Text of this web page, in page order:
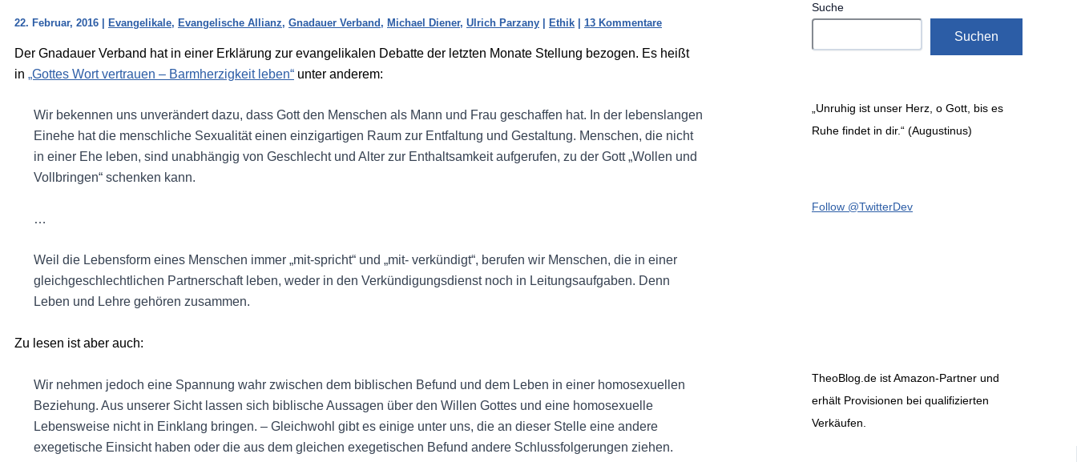
22. Februar, 2016 | Evangelikale, Evangelische Allianz, Gnadauer Verband, Michael Diener, Ulrich Parzany | Ethik | 13 Kommentare
Der Gnadauer Verband hat in einer Erklärung zur evangelikalen Debatte der letzten Monate Stellung bezogen. Es heißt
in „Gottes Wort vertrauen – Barmherzigkeit leben“ unter anderem:
Wir bekennen uns unverändert dazu, dass Gott den Menschen als Mann und Frau geschaffen hat. In der lebenslangen
Einehe hat die menschliche Sexualität einen einzigartigen Raum zur Entfaltung und Gestaltung. Menschen, die nicht
in einer Ehe leben, sind unabhängig von Geschlecht und Alter zur Enthaltsamkeit aufgerufen, zu der Gott „Wollen und
Vollbringen“ schenken kann.
…
Weil die Lebensform eines Menschen immer „mit-spricht“ und „mit- verkündigt“, berufen wir Menschen, die in einer
gleichgeschlechtlichen Partnerschaft leben, weder in den Verkündigungsdienst noch in Leitungsaufgaben. Denn
Leben und Lehre gehören zusammen.
Zu lesen ist aber auch:
Wir nehmen jedoch eine Spannung wahr zwischen dem biblischen Befund und dem Leben in einer homosexuellen
Beziehung. Aus unserer Sicht lassen sich biblische Aussagen über den Willen Gottes und eine homosexuelle
Lebensweise nicht in Einklang bringen. – Gleichwohl gibt es einige unter uns, die an dieser Stelle eine andere
exegetische Einsicht haben oder die aus dem gleichen exegetischen Befund andere Schlussfolgerungen ziehen.
Suche
Suchen
„Unruhig ist unser Herz, o Gott, bis es
Ruhe findet in dir.“ (Augustinus)
Follow @TwitterDev
TheoBlog.de ist Amazon-Partner und
erhält Provisionen bei qualifizierten
Verkäufen.